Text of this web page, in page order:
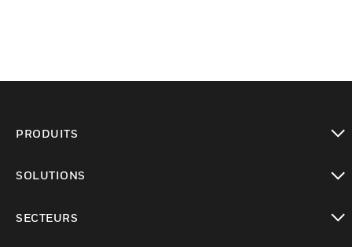
PRODUITS
SOLUTIONS
SECTEURS